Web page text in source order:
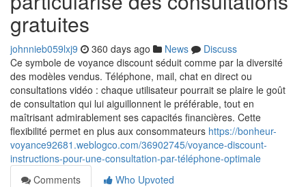
gratuites
johnnieb059lxj9 360 days ago News
Discuss
Ce symbole de voyance discount séduit comme par la diversité
des modèles vendus. Téléphone, mail, chat en direct ou
consultations vidéo : chaque utilisateur pourrait se plaire le goût
de consultation qui lui aiguillonnent le préférable, tout en
maîtrisant admirablement ses capacités financières. Cette
flexibilité permet en plus aux consommateurs https://bonheur-
voyance92681.weblogco.com/36902745/voyance-discount-
instructions-pour-une-consultation-par-téléphone-optimale
Comments
Who Upvoted